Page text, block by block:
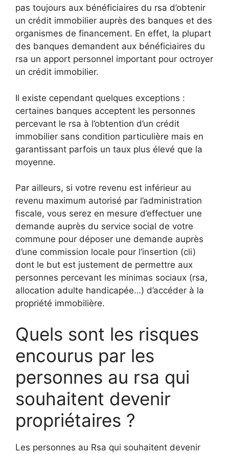
pas toujours aux bénéficiaires du rsa d’obtenir
un crédit immobilier auprès des banques et des
organismes de financement. En effet, la plupart
des banques demandent aux bénéficiaires du
rsa un apport personnel important pour octroyer
un crédit immobilier.
Il existe cependant quelques exceptions :
certaines banques acceptent les personnes
percevant le rsa à l’obtention d’un crédit
immobilier sans condition particulière mais en
garantissant parfois un taux plus élevé que la
moyenne.
Par ailleurs, si votre revenu est inférieur au
revenu maximum autorisé par l’administration
fiscale, vous serez en mesure d’effectuer une
demande auprès du service social de votre
commune pour déposer une demande auprès
d’une commission locale pour l’insertion (cli)
dont le but est justement de permettre aux
personnes percevant les minimas sociaux (rsa,
allocation adulte handicapée…) d’accéder à la
propriété immobilière.
Quels sont les risques
encourus par les
personnes au rsa qui
souhaitent devenir
propriétaires ?
Les personnes au Rsa qui souhaitent devenir